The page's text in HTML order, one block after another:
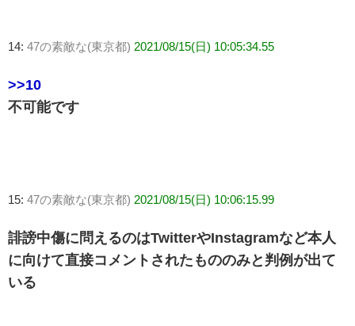
14: 47の素敵な(東京都) 2021/08/15(日) 10:05:34.55
>>10
不可能です
15: 47の素敵な(東京都) 2021/08/15(日) 10:06:15.99
誹謗中傷に問えるのはTwitterやInstagramなど本人
に向けて直接コメントされたもののみと判例が出て
いる